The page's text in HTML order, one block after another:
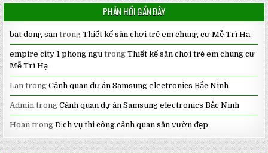
PHẢN HỒI GẦN ĐÂY
bat dong san trongThiết kế sân chơi trẻ em chung cư Mễ Trì Hạ
empire city 1 phong ngu trongThiết kế sân chơi trẻ em chung cư
Mễ Trì Hạ
Lan trongCảnh quan dự án Samsung electronics Bắc Ninh
Admin trongCảnh quan dự án Samsung electronics Bắc Ninh
Hoan trongDịch vụ thi công cảnh quan sân vườn đẹp